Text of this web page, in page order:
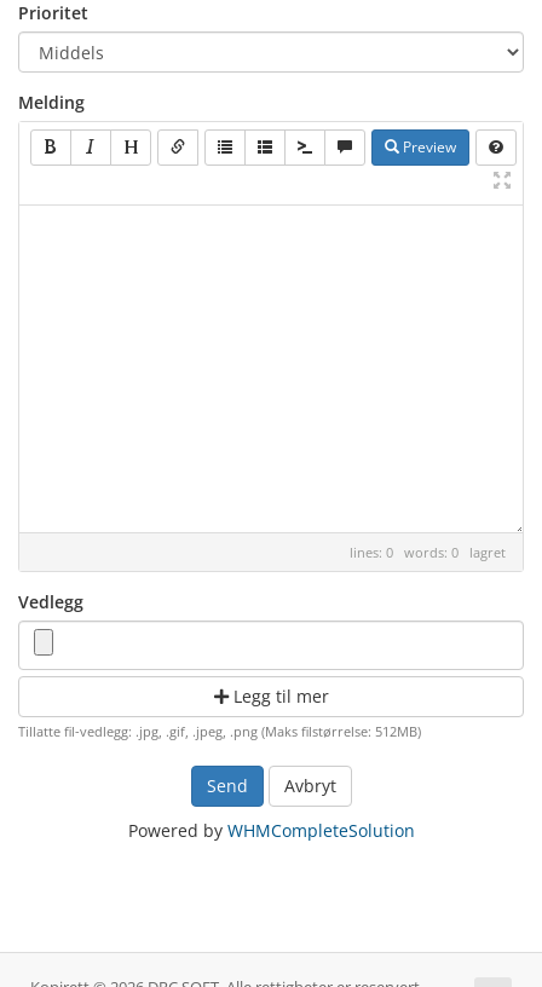
Prioritet
Melding
Preview
lines: 0 words: 0 lagret
Vedlegg
Legg til mer
Tillatte fil-vedlegg: .jpg, .gif, .jpeg, .png (Maks filstørrelse: 512MB)
Avbryt
Powered by WHMCompleteSolution